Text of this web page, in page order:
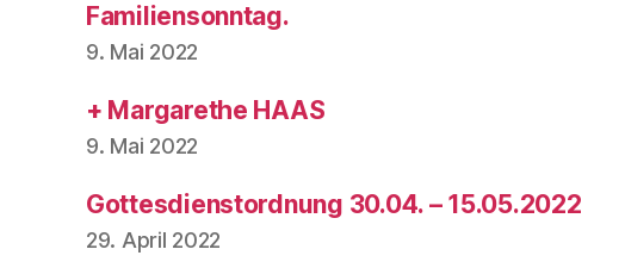
Familiensonntag.
9. Mai 2022
+ Margarethe HAAS
9. Mai 2022
Gottesdienstordnung 30.04. – 15.05.2022
29. April 2022